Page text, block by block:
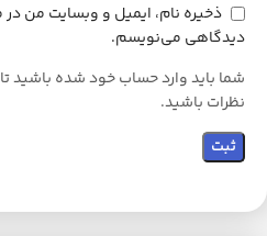
ذخیره نام، ایمیل و وبسایت من در
دیدگاهی می‌نویسم.
شما باید وارد حساب خود شده باشید
نظرات باشید.